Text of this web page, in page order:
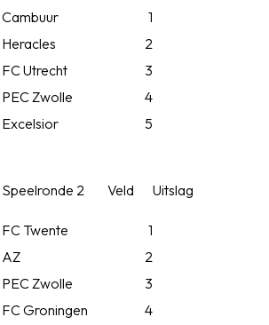
Cambuur
1
Heracles
2
FC Utrecht
3
PEC Zwolle
4
Excelsior 5
Speelronde 2 Veld Uitslag
FC Twente
1
AZ
2
PEC Zwolle
3
FC Groningen
4